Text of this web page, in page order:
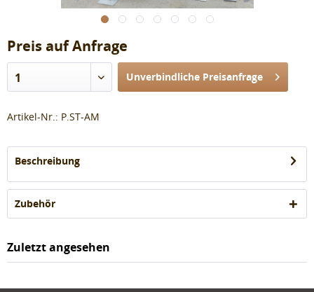
Preis auf Anfrage
1 Unverbindliche Preisanfrage
Artikel-Nr.: P.ST-AM
Beschreibung
Zubehör
Zuletzt angesehen